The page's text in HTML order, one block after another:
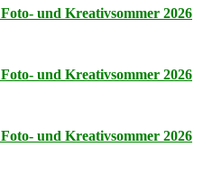
Foto- und Kreativsommer 2026
Foto- und Kreativsommer 2026
Foto- und Kreativsommer 2026